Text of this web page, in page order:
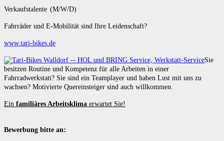
Verkaufstalente (M/W/D)
Fahrräder und E-Mobilität sind Ihre Leidenschaft?
www.tari-bikes.de
Sie
besitzen Routine und Kompetenz für alle Arbeiten in einer
Fahrradwerkstatt? Sie sind ein Teamplayer und haben Lust mit uns zu
wachsen? Motivierte Quereinsteiger sind auch willkommen.
Ein familiäres Arbeitsklima erwartet Sie!
Bewerbung bitte an: